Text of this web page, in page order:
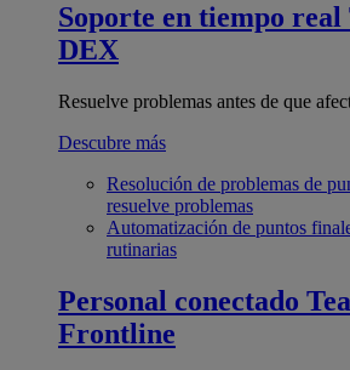
Soporte en tiempo real
DEX
Resuelve problemas antes de que
Descubre más
Resolución de problemas de
resuelve problemas
Automatización de puntos
rutinarias
Personal conectado
Frontline